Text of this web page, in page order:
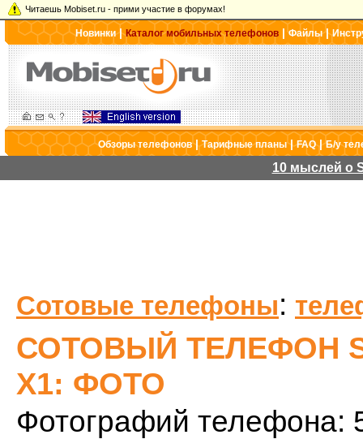
Читаешь Mobiset.ru - прими участие в форумах!
Новинки|Каталог мобильных телефонов |Файлы|
Обзоры телефонов|Тарифные планы|FAQ|Б/у
10 мыслей о
Сотовые телефоны:
СОТОВЫЙ ТЕЛЕФОН
X1: ФОТО
Фотографий телефона: